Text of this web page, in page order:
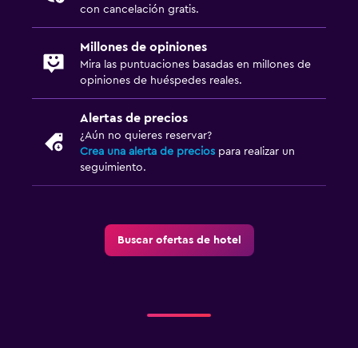
con cancelación gratis.
Millones de opiniones
Mira las puntuaciones basadas en millones de
opiniones de huéspedes reales.
Alertas de precios
¿Aún no quieres reservar?
Crea una alerta de precios para realizar un
seguimiento.
Buscar ofertas de hotel